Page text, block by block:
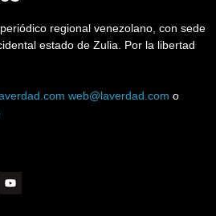
regional venezolano, con sede
estado de Zulia. Por la libertad
web@laverdad.com o